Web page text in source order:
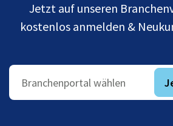
Jetzt auf unseren
kostenlos anmelden &
Branchenportal wählen